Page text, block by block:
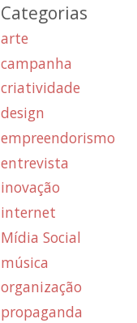
Categorias
arte
campanha
criatividade
design
empreendorismo
entrevista
inovação
internet
Mídia Social
música
organização
propaganda